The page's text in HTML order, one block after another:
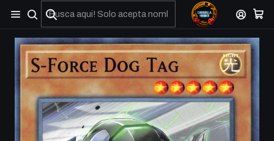
No olviden reportar sus depositos y transferencias por Whatsapp